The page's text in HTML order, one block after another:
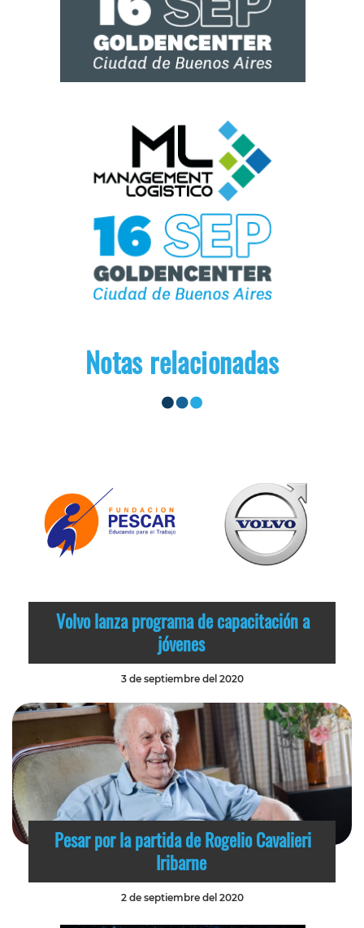
Notas relacionadas
Volvo lanza programa de capacitación a
jóvenes
3 de septiembre del 2020
Pesar por la partida de Rogelio Cavalieri
Iribarne
2 de septiembre del 2020